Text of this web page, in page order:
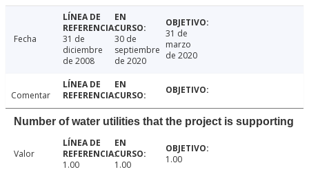
Fecha
31 de
diciembre
de 2008
30 de
septiembre
de 2020
31 de
marzo
de 2020
Comentar
Number of water utilities that the project is supporting
Valor
1.00
1.00 1.00